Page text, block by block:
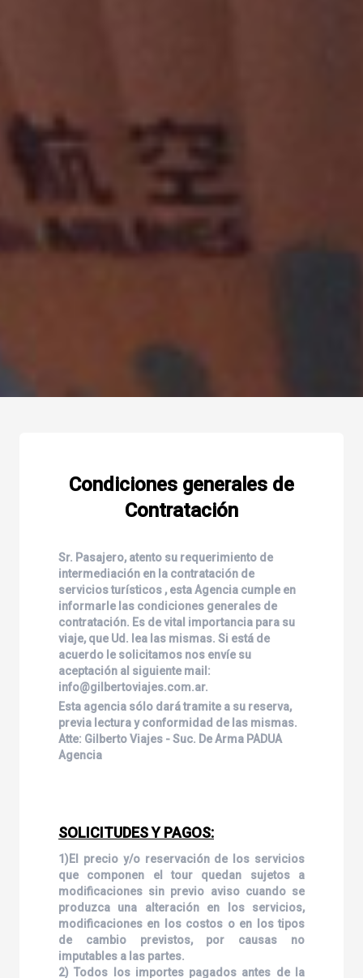
Condiciones generales de
Contratación
Sr. Pasajero, atento su requerimiento de
intermediación en la contratación de
servicios turísticos , esta Agencia cumple en
informarle las condiciones generales de
contratación. Es de vital importancia para su
viaje, que Ud. lea las mismas. Si está de
acuerdo le solicitamos nos envíe su
aceptación al siguiente mail:
info@gilbertoviajes.com.ar.
Esta agencia sólo dará tramite a su reserva,
previa lectura y conformidad de las mismas.
Atte: Gilberto Viajes - Suc. De Arma PADUA
Agencia
SOLICITUDES Y PAGOS:
1)El precio y/o reservación de los servicios
que componen el tour quedan sujetos a
modificaciones sin previo aviso cuando se
produzca una alteración en los servicios,
modificaciones en los costos o en los tipos
de cambio previstos, por causas no
imputables a las partes.
2) Todos los importes pagados antes de la